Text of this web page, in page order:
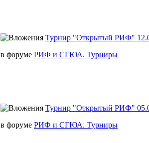
Турнир "Открытый РИФ"
в форуме РИФ и СГЮА. Турниры
Турнир "Открытый РИФ"
в форуме РИФ и СГЮА. Турниры